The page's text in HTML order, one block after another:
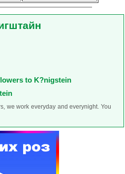
to K?nigstein
we work everyday and everynight. You